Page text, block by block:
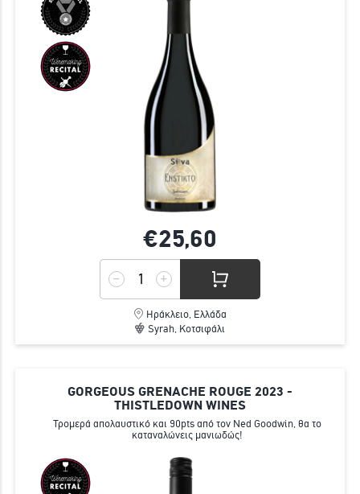
€25,60
Ηράκλειο, Ελλάδα
Syrah, Κοτσιφάλι
GORGEOUS GRENACHE ROUGE 2023 -
THISTLEDOWN WINES
Τρομερά απολαυστικό και 90pts από τον Ned Goodwin, θα το
καταναλώνεις μανιωδώς!